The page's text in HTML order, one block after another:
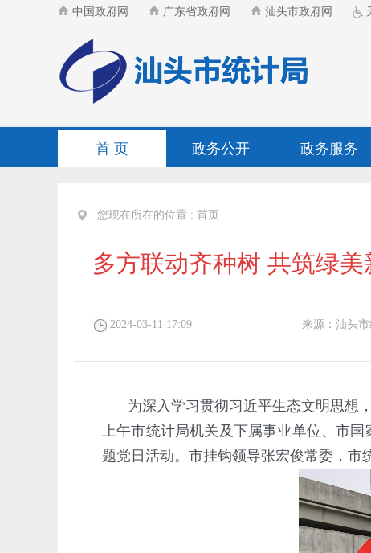
中国政府网 广东省政府网 汕头市政府网
首 页 政务公开 政务服务
您现在所在的位置 : 首页
多方联动齐种树 共筑绿
2024-03-11 17:09 来源：汕头
为深入学习贯彻习近平生态文明思想
上午市统计局机关及下属事业单位、市
题党日活动。市挂钩领导张宏俊常委，市